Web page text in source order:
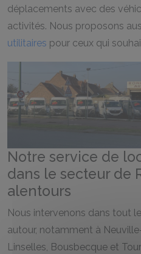
déplacements avec des
activités. Nous proposons
utilitaires pour ceux qui
Notre service de
dans le secteur de
alentours
Nous intervenons dans tout
autour, notamment à
Linselles, Bousbecque et